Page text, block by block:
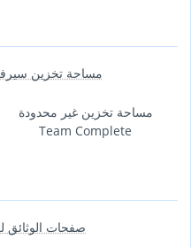
مساحة تخزين
مساحة تخزين غير محدودة
Team Complete
صفحات